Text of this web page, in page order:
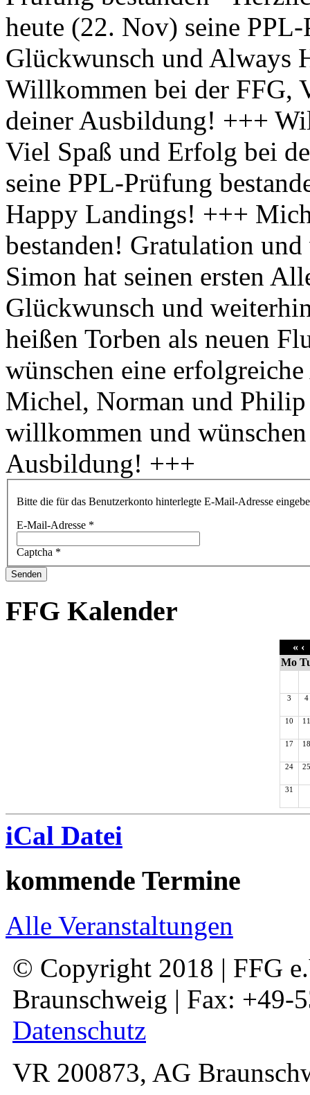
Bitte die für das Benutzerkonto hinterlegte E-Mail-Adresse
E-Mail-Adresse *
Captcha *
Senden
FFG Kalender
« ‹
Mo
3 4
10 11
17 18
24 25
31
iCal Datei
kommende Termine
Alle Veranstaltungen
© Copyright 2018 | FFG
Braunschweig | Fax: +49-
Datenschutz
VR 200873, AG